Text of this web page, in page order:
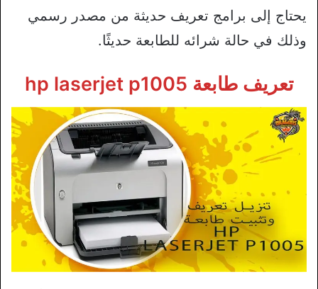
يحتاج إلى برامج تعريف حديثة من مصدر رسمي
وذلك في حالة شرائه للطابعة حديثًا.
تعريف طابعة hp laserjet p1005